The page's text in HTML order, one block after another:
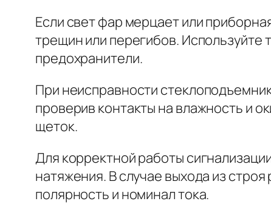
Если свет фар мерцает или
трещин или перегибов. Используйте
предохранители.
При неисправности
проверив контакты на влажность и
щеток.
Для корректной работы
натяжения. В случае выхода из
полярность и номинал тока.